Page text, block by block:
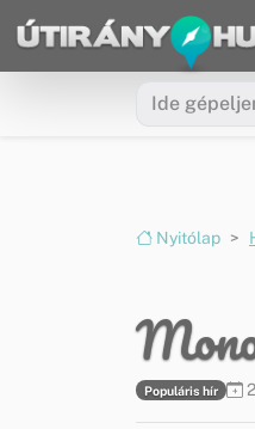
Ugrás a menüre
Ugrás a tartalomra
Nyitólap
Populáris hír